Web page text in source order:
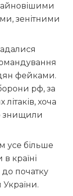
зенітними
фейками.
рф, за
хоча
знищили
усе більше
країні
до початку